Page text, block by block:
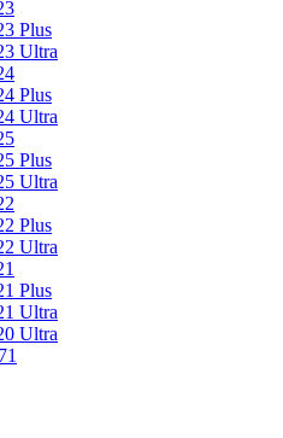
Plus
Ultra
Plus
Ultra
Plus
Ultra
Plus
Ultra
Plus
Ultra
Ultra